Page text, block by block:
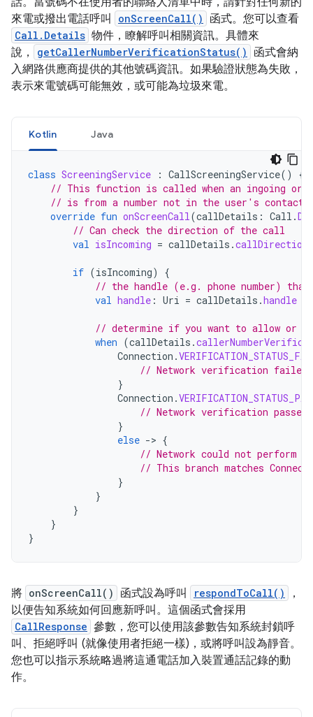
來電或撥出電話呼叫
onScreenCall() 函式。您可以查看
Call.Details 物件，瞭解呼叫相關資訊。具體來
說，
getCallerNumberVerificationStatus()
函式會納
入網路供應商提供的其他號碼資訊。如果驗證狀態為失敗，
表示來電號碼可能無效，或可能為垃圾來電。
Kotlin Java
class ScreeningService : CallScreeningService()
{
// This function is called when an ingoing or
// is from a number not in the user's
override fun onScreenCall(callDetails : Call .
// Can check the direction of the call
val isIncoming = callDetails .callDirection
if (isIncoming)
{
// the handle (e.g. phone number)
val handle : Uri = callDetails .handle
// determine if you want to allow or
when (callDetails .
Connection .
// Network verification
}
Connection .
// Network verification
}
else -> {
// Network could not perform
// This branch matches
}
}
}
}
}
將 onScreenCall() 函式設為呼叫 respondToCall()
，
以便告知系統如何回應新呼叫。這個函式會採用
CallResponse 參數，您可以使用該參數告知系統封鎖呼
叫、拒絕呼叫 (就像使用者拒絕一樣)，或將呼叫設為靜音。
您也可以指示系統略過將這通電話加入裝置通話記錄的動
作。